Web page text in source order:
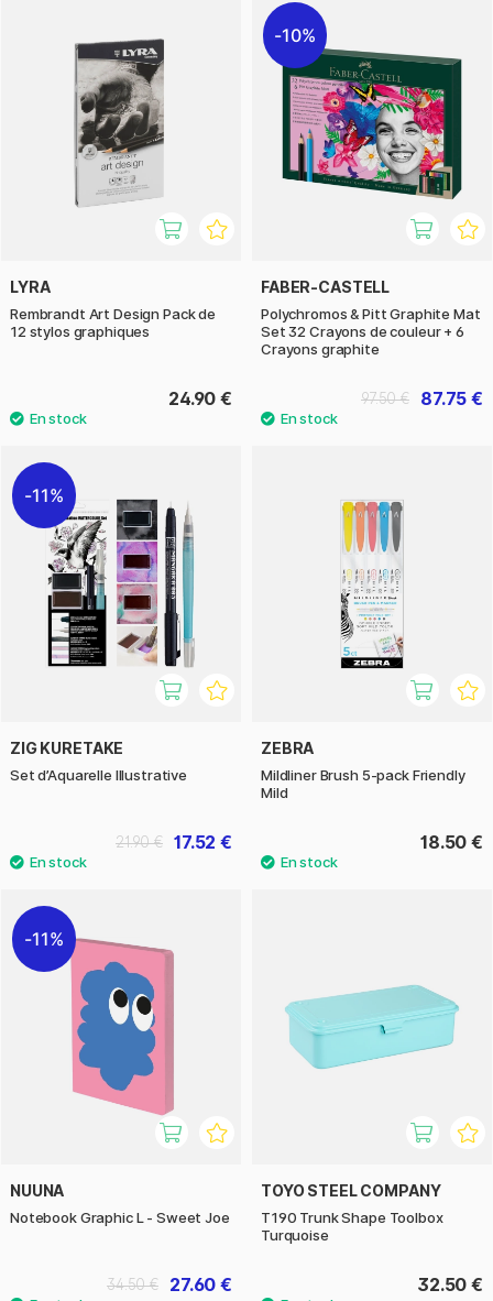
LYRA
Rembrandt Art Design Pack de
12 stylos graphiques
24.90 €
10%
FABER-CASTELL
Polychromos & Pitt Graphite Mat
Set 32 Crayons de couleur + 6
Crayons graphite
87.75 €
97.50 €
11%
ZIG KURETAKE
Set d’Aquarelle Illustrative
17.52 €
21.90 €
ZEBRA
Mildliner Brush 5-pack Friendly
Mild
18.50 €
11%
NUUNA
Notebook Graphic L - Sweet Joe
27.60 €
34.50 €
TOYO STEEL COMPANY
T190 Trunk Shape Toolbox
Turquoise
32.50 €